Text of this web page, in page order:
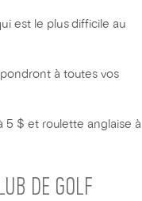
est le plus difficile au
à toutes vos
5 $ et roulette anglaise à
DE GOLF